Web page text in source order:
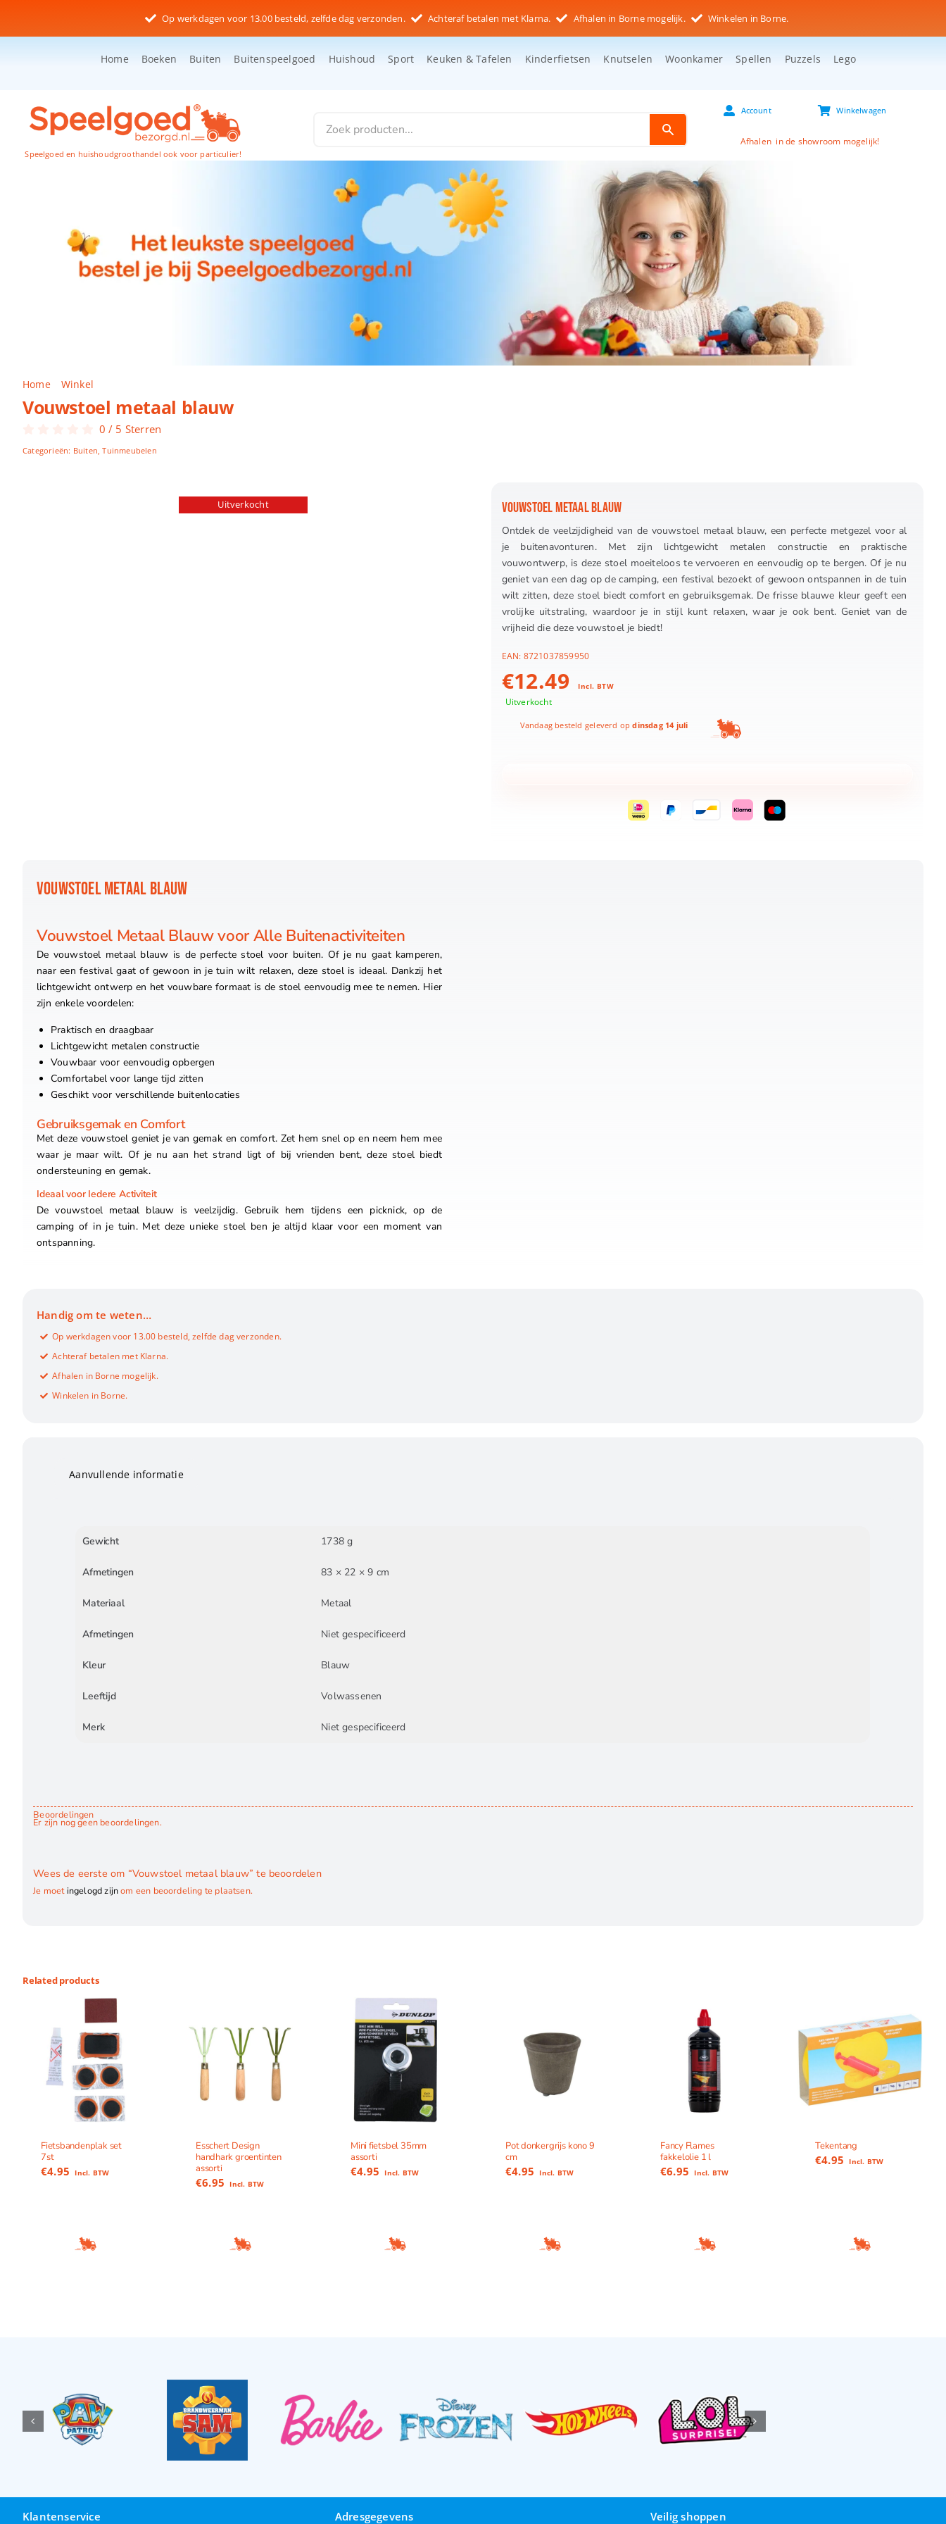
inhoud
Op werkdagen voor 13.00 besteld, zelfde dag verzonden. Achteraf betalen met Klarna. Afhalen in Borne mogelijk. Winkelen in Borne.
Home Boeken Buiten Buitenspeelgoed Huishoud Sport Keuken & Tafelen Kinderfietsen Knutselen Woonkamer Spellen Puzzels Lego
Speelgoed en huishoudgroothandel ook voor particulier!
Account Winkelwagen
Afhalen in de showroom mogelijk!
Home Winkel
Vouwstoel metaal blauw
0 / 5 Sterren
Categorieën: Buiten,Tuinmeubelen
Uitverkocht VOUWSTOEL METAAL BLAUW
Ontdek de veelzijdigheid van de vouwstoel metaal blauw, een perfecte metgezel voor al
je buitenavonturen. Met zijn lichtgewicht metalen constructie en praktische
vouwontwerp, is deze stoel moeiteloos te vervoeren en eenvoudig op te bergen. Of je nu
geniet van een dag op de camping, een festival bezoekt of gewoon ontspannen in de tuin
wilt zitten, deze stoel biedt comfort en gebruiksgemak. De frisse blauwe kleur geeft een
vrolijke uitstraling, waardoor je in stijl kunt relaxen, waar je ook bent. Geniet van de
vrijheid die deze vouwstoel je biedt!
EAN: 8721037859950
€12.49 Incl. BTW
Uitverkocht
Vandaag besteld geleverd op dinsdag 14 juli
VOUWSTOEL METAAL BLAUW
Vouwstoel Metaal Blauw voor Alle Buitenactiviteiten
De vouwstoel metaal blauw is de perfecte stoel voor buiten. Of je nu gaat kamperen,
naar een festival gaat of gewoon in je tuin wilt relaxen, deze stoel is ideaal. Dankzij het
lichtgewicht ontwerp en het vouwbare formaat is de stoel eenvoudig mee te nemen. Hier
zijn enkele voordelen:
Praktisch en draagbaar
Lichtgewicht metalen constructie
Vouwbaar voor eenvoudig opbergen
Comfortabel voor lange tijd zitten
Geschikt voor verschillende buitenlocaties
Gebruiksgemak en Comfort
Met deze vouwstoel geniet je van gemak en comfort. Zet hem snel op en neem hem mee
waar je maar wilt. Of je nu aan het strand ligt of bij vrienden bent, deze stoel biedt
ondersteuning en gemak.
Ideaal voor Iedere Activiteit
De vouwstoel metaal blauw is veelzijdig. Gebruik hem tijdens een picknick, op de
camping of in je tuin. Met deze unieke stoel ben je altijd klaar voor een moment van
ontspanning.
Handig om te weten…
Op werkdagen voor 13.00 besteld, zelfde dag verzonden.
Achteraf betalen met Klarna.
Afhalen in Borne mogelijk.
Winkelen in Borne.
Aanvullende informatie
Gewicht 1738 g
Afmetingen 83 × 22 × 9 cm
Materiaal Metaal
Afmetingen Niet gespecificeerd
Kleur Blauw
Leeftijd Volwassenen
Merk Niet gespecificeerd
Beoordelingen
Er zijn nog geen beoordelingen.
Wees de eerste om “Vouwstoel metaal blauw” te beoordelen
Je moetingelogd zijnom een beoordeling te plaatsen.
Related products
Fietsbandenplak set
7st
€4.95 Incl. BTW
Esschert Design
handhark groentinten
assorti
€6.95 Incl. BTW
Mini fietsbel 35mm
assorti
€4.95 Incl. BTW
Pot donkergrijs kono 9
cm
€4.95 Incl. BTW
Fancy Flames
fakkelolie 1 l
€6.95 Incl. BTW
Tekentang
€4.95 Incl. BTW
Klantenservice Adresgegevens Veilig shoppen